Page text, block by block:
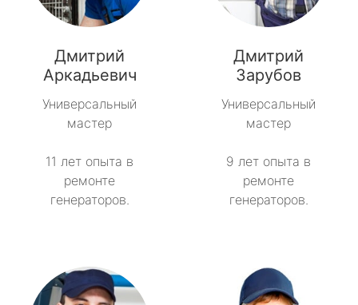
Дмитрий
Аркадьевич
Универсальный
мастер
11 лет опыта в
ремонте
генераторов.
Дмитрий
Зарубов
Универсальный
мастер
9 лет опыта в
ремонте
генераторов.